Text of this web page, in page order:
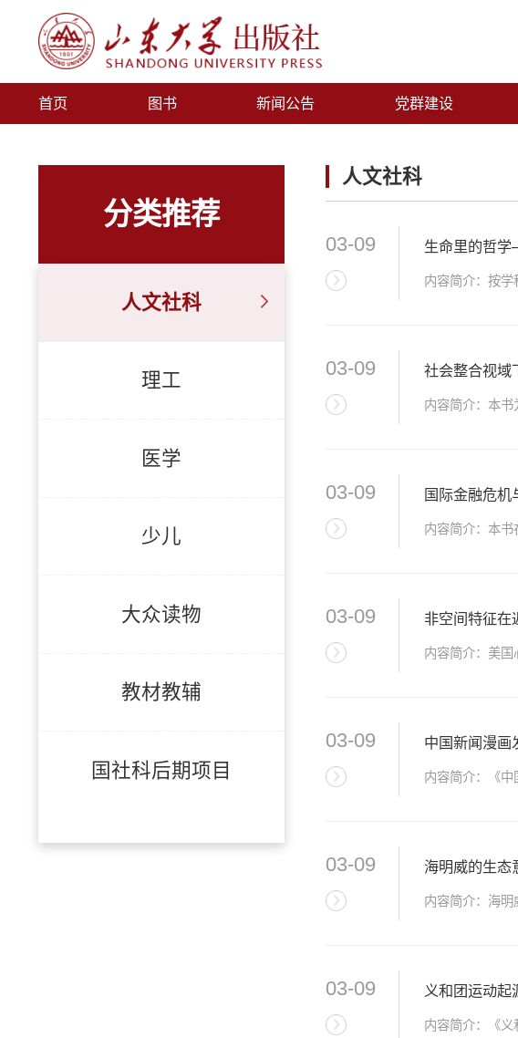
首页 图书 新闻公告 党群建设
分类推荐
人文社科
理工
医学
少儿
大众读物
教材教辅
国社科后期项目
人文社科
03-09 生命里的哲学
内容简介：按学
03-09 社会整合视域
内容简介：本书
03-09 国际金融危机
内容简介：本书
03-09 非空间特征在
内容简介：美国
03-09 中国新闻漫画
内容简介：《中
03-09 海明威的生态
内容简介：海明
03-09 义和团运动起
内容简介：《义